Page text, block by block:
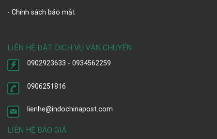
- Chính sách bảo mật
LIÊN HỆ ĐẶT DỊCH VỤ VẬN CHUYỂN
0902923633 - 0934562259
0906251816
lienhe@indochinapost.com
LIÊN HỆ BÁO GIÁ